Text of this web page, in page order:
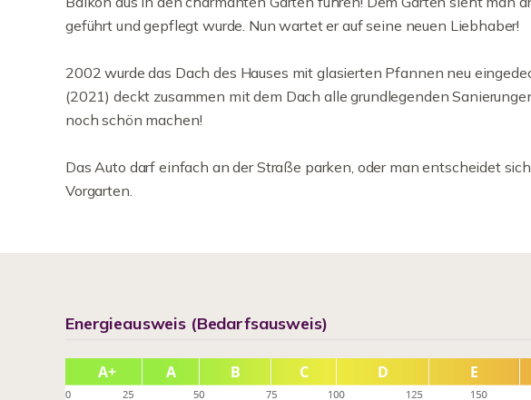
geführt und gepflegt wurde. Nun wartet er auf seine neuen Liebhaber!
2002 wurde das Dach des Hauses mit glasierten Pfannen neu
(2021) deckt zusammen mit dem Dach alle grundlegenden
noch schön machen!
Das Auto darf einfach an der Straße parken, oder man entscheidet
Vorgarten.
Energieausweis (Bedarfsausweis)